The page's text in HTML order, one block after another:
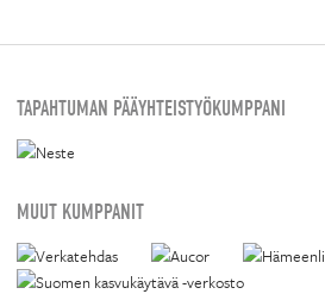
TAPAHTUMAN PÄÄYHTEISTYÖKUMPPANI
MUUT KUMPPANIT